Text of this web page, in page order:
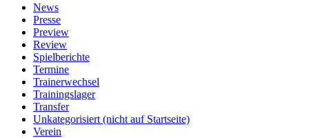
News
Presse
Preview
Review
Spielberichte
Termine
Trainerwechsel
Trainingslager
Transfer
Unkategorisiert (nicht auf Startseite)
Verein